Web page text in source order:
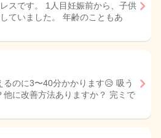
スです。 1人目妊娠前から、子供
ていました。 年齢のこともあ
のに3〜40分かかります😥 吸う
他に改善方法ありますか？ 完ミで